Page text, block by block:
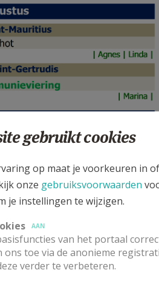
gebruikt cookies
op maat je voorkeuren in
onze gebruiksvoorwaarden
je instellingen te wijzigen.
AAN
van het portaal
ons toe via de anonieme
verder te verbeteren.